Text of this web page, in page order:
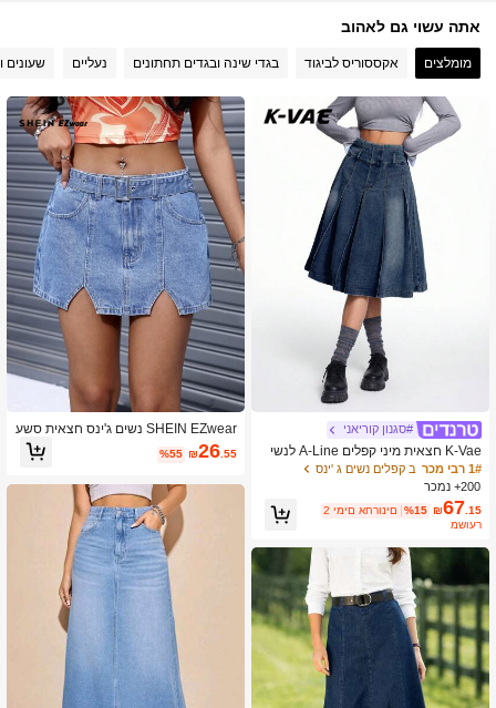
4.91 876K עוקבים
4.91 876K עוקבים
4.91 876K עוקבים
4.91 876K עוקבים
4.91
4.91 876K עוקבים
4.91
אתה עשוי גם לאהוב
מומלצים אקססוריס לביגוד בגדי שינה ובגדים תחתונים נעליים שעונים
#סגנון קוריאני
K-Vae חצאית מיני קפלים A-Line לנשי
ם, כחולה
1# רבי מכר
ב קפלים נשים ג 'ינס
200+ נמכר
₪67 .15
%15
2 ימים אחרונים
משוער
SHEIN EZwear נשים ג'ינס חצאית סשע
קפלים עם כיסים
₪26.55
%55